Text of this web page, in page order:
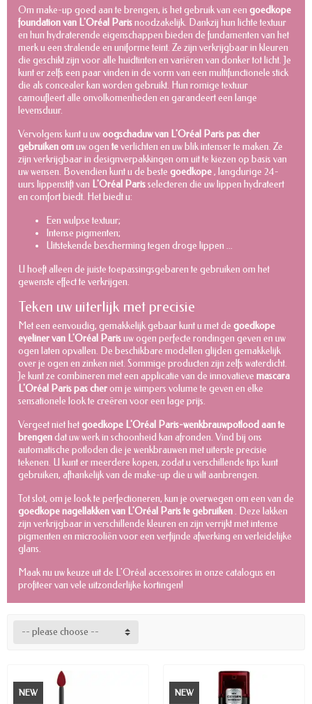
Om make-up goed aan te brengen, is het gebruik van een goedkope
foundation van L'Oréal Parisnoodzakelijk. Dankzij hun lichte textuur
en hun hydraterende eigenschappen bieden de fundamenten van het
merk u een stralende en uniforme teint. Ze zijn verkrijgbaar in kleuren
die geschikt zijn voor alle huidtinten en variëren van donker tot licht. Je
kunt er zelfs een paar vinden in de vorm van een multifunctionele stick
die als concealer kan worden gebruikt. Hun romige textuur
camoufleert alle onvolkomenheden en garandeert een lange
levensduur.
Vervolgens kunt u uwoogschaduw van L'Oréal Paris pas cher
gebruiken omuw ogen teverlichten en uw blik intenser te maken. Ze
zijn verkrijgbaar in designverpakkingen om uit te kiezen op basis van
uw wensen. Bovendien kunt u de beste goedkope, langdurige 24-
uurs lippenstift van L'Oréal Parisselecteren die uw lippen hydrateert
en comfort biedt. Het biedt u:
Een wulpse textuur;
Intense pigmenten;
Uitstekende bescherming tegen droge lippen ...
U hoeft alleen de juiste toepassingsgebaren te gebruiken om het
gewenste effect te verkrijgen.
Teken uw uiterlijk met precisie
Met een eenvoudig, gemakkelijk gebaar kunt u met de goedkope
eyeliner van L'Oréal Parisuw ogen perfecte rondingen geven en uw
ogen laten opvallen. De beschikbare modellen glijden gemakkelijk
over je ogen en zinken niet. Sommige producten zijn zelfs waterdicht.
Je kunt ze combineren met een applicatie van de innovatieve mascara
L'Oréal Paris pas cherom je wimpers volume te geven en elke
sensationele look te creëren voor een lage prijs.
Vergeet niet hetgoedkope L'Oréal Paris-wenkbrauwpotlood aan te
brengendat uw werk in schoonheid kan afronden. Vind bij ons
automatische potloden die je wenkbrauwen met uiterste precisie
tekenen. U kunt er meerdere kopen, zodat u verschillende tips kunt
gebruiken, afhankelijk van de make-up die u wilt aanbrengen.
Tot slot, om je look te perfectioneren, kun je overwegen om een van de
goedkope nagellakken van L'Oréal Paris te gebruiken. Deze lakken
zijn verkrijgbaar in verschillende kleuren en zijn verrijkt met intense
pigmenten en microoliën voor een verfijnde afwerking en verleidelijke
glans.
Maak nu uw keuze uit de L'Oréal accessoires in onze catalogus en
profiteer van vele uitzonderlijke kortingen!
-- please choose --
NEW NEW